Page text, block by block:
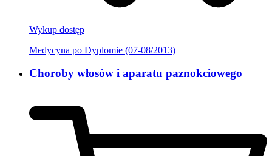
Wykup dostęp
Medycyna po Dyplomie (07-08/2013)
Choroby włosów i aparatu paznokciowego